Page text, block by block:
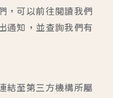
，可以前往閱讀我們
通知，並查詢我們有
結至第三方機構所屬